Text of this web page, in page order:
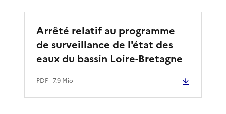
Arrêté relatif au programme
de surveillance de l'état des
eaux du bassin Loire-Bretagne
PDF- 7.9 Mio